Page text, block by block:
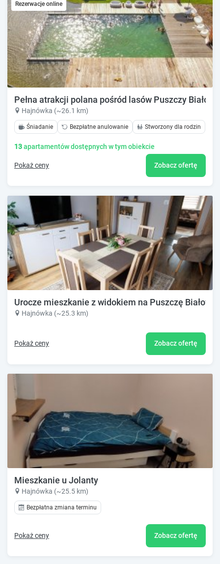
Rezerwacje online
Pełna atrakcji polana pośród lasów Puszczy
Hajnówka (~26.1 km)
Śniadanie Bezpłatne anulowanie Stworzony dla rodzin
13apartamentów dostępnych w tym obiekcie
Pokaż ceny Zobacz ofertę
Urocze mieszkanie z widokiem na Puszczę
Hajnówka (~25.3 km)
Pokaż ceny Zobacz ofertę
Mieszkanie u Jolanty
Hajnówka (~25.5 km)
Bezpłatna zmiana terminu
Pokaż ceny Zobacz ofertę